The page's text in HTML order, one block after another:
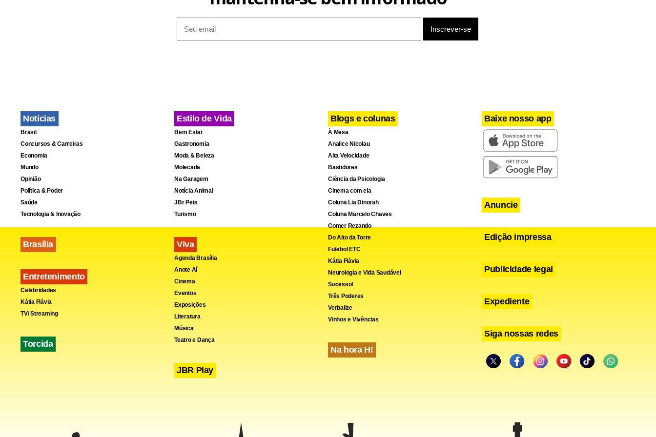
favelas.
Facebook Telegram
Share
Notícias
Brasil
Concursos & Carreiras
Economia
Mundo
Opinião
Política & Poder
Saúde
Tecnologia & Inovação
Brasília
Entretenimento
Celebridades
Kátia Flávia
TV/ Streaming
Torcida
Estilo de Vida
Bem Estar
Gastronomia
Moda & Beleza
Molecada
Na Garagem
Notícia Animal
JBr Pets
Turismo
Viva
Agenda Brasília
Anote Aí
Cinema
Eventos
Exposições
Literatura
Música
Teatro e Dança
JBR Play
Blogs e colunas
À Mesa
Analice Nicolau
Alta Velocidade
Bastidores
Ciência da Psicologia
Cinema com ela
Coluna Lia Dinorah
Coluna Marcelo Chaves
Comer Rezando
Do Alto da Torre
Futebol ETC
Kátia Flávia
Neurologia e Vida Saudável
Sucesso!
Três Poderes
Verbalize
Vinhos e Vivências
Na hora H!
Baixe nosso app
Anuncie
Edição impressa
Publicidade legal
Expediente
Siga nossas redes